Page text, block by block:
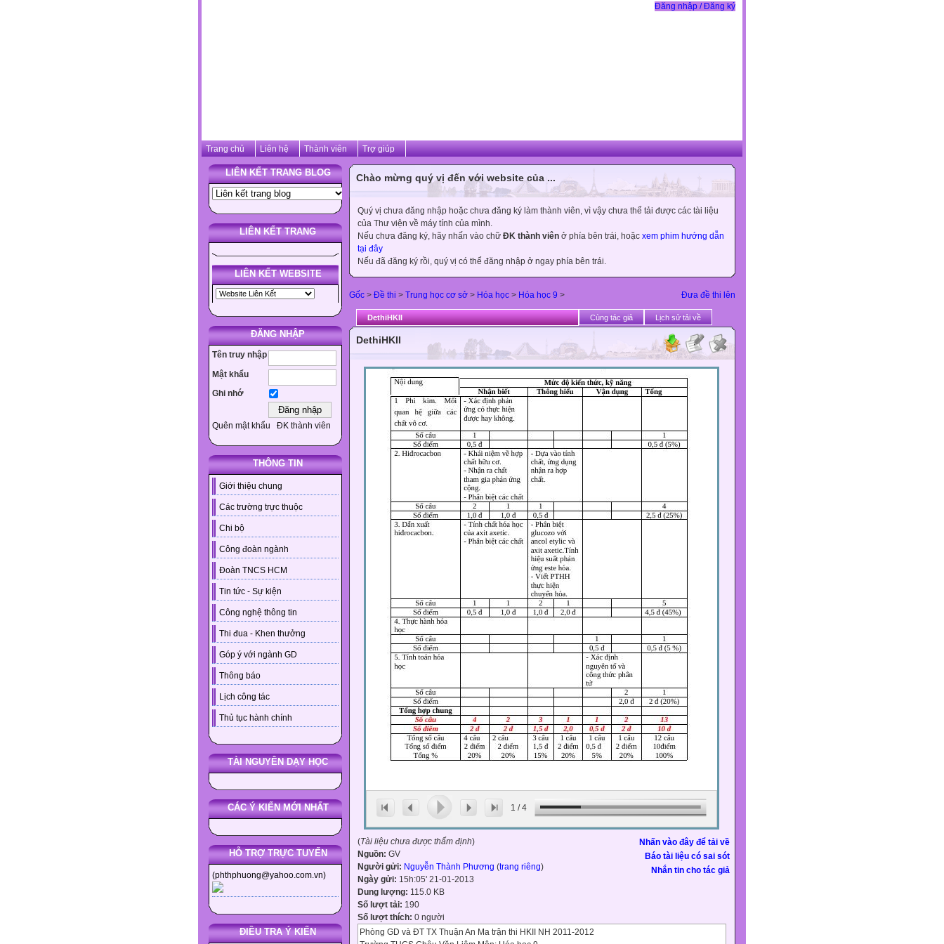
Đăng nhập / Đăng ký
Trang chủ Liên hệ Thành viên Trợ giúp
LIÊN KẾT TRANG BLOG
LIÊN KẾT TRANG
LIÊN KẾT WEBSITE
ĐĂNG NHẬP
Tên truy nhập
Mật khẩu
Ghi nhớ
Quên mật khẩu ĐK thành viên
THÔNG TIN
Giới thiệu chung
Các trường trực thuộc
Chi bộ
Công đoàn ngành
Đoàn TNCS HCM
Tin tức - Sự kiện
Công nghệ thông tin
Thi đua - Khen thưởng
Góp ý với ngành GD
Thông báo
Lịch công tác
Thủ tục hành chính
TÀI NGUYÊN DẠY HỌC
CÁC Ý KIẾN MỚI NHẤT
HỖ TRỢ TRỰC TUYẾN
(phthphuong@yahoo.com.vn)
ĐIỀU TRA Ý KIẾN
Chào mừng quý vị đến với website của ...
Quý vị chưa đăng nhập hoặc chưa đăng ký làm thành viên, vì vậy chưa thể tải được các tài liệu
của Thư viện về máy tính của mình.
Nếu chưa đăng ký, hãy nhấn vào chữ ĐK thành viên ở phía bên trái, hoặc xem phim hướng dẫn
tại đây
Nếu đã đăng ký rồi, quý vị có thể đăng nhập ở ngay phía bên trái.
Đưa đề thi lên
Gốc > Đề thi > Trung học cơ sở > Hóa học > Hóa học 9 >
DethiHKII Cùng tác giả Lịch sử tải về
DethiHKII
1 /4
Nhấn vào đây để tải về
Báo tài liệu có sai sót
Nhắn tin cho tác giả
(Tài liệu chưa được thẩm định)
Nguồn: GV
Người gửi: Nguyễn Thành Phương (trang riêng)
Ngày gửi: 15h:05' 21-01-2013
Dung lượng: 115.0 KB
Số lượt tải: 190
Số lượt thích: 0 người
Phòng GD và ĐT TX Thuận An Ma trận thi HKII NH 2011-2012